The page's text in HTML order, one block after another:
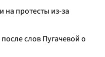
протесты из-за
слов Пугачевой о